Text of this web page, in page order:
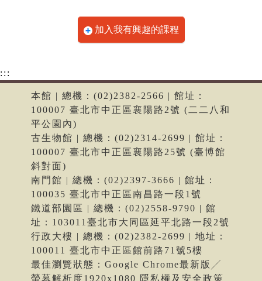
加入我有興趣的課程
:::
本館 | 總機：(02)2382-2566 | 館址：
100007 臺北市中正區襄陽路2號 (二二八和
平公園內)
古生物館 | 總機：(02)2314-2699 | 館址：
100007 臺北市中正區襄陽路25號 (臺博館
斜對面)
南門館 | 總機：(02)2397-3666 | 館址：
100035 臺北市中正區南昌路一段1號
鐵道部園區 | 總機：(02)2558-9790 | 館
址：103011臺北市大同區延平北路一段2號
行政大樓 | 總機：(02)2382-2699 | 地址：
100011 臺北市中正區館前路71號5樓
最佳瀏覽狀態：Google Chrome最新版╱
螢幕解析度1920x1080 隱私權及安全政策